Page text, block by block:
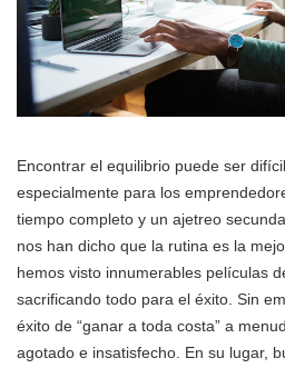
Encontrar el equilibrio puede ser
especialmente para los
tiempo completo y un ajetreo
nos han dicho que la rutina es la
hemos visto innumerables películas
sacrificando todo para el éxito. Sin
éxito de “ganar a toda costa” a
agotado e insatisfecho. En su lugar,